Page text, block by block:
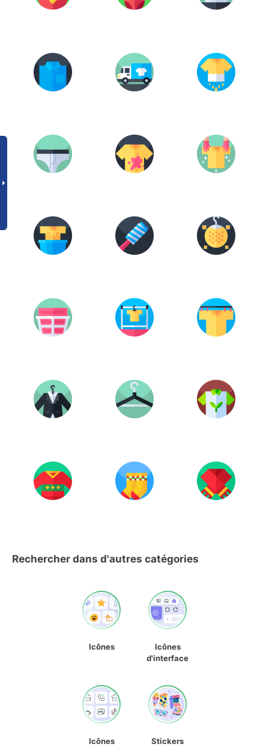
Rechercher dans d'autres catégories
Icônes
Icônes
d'interface
Icônes
Stickers